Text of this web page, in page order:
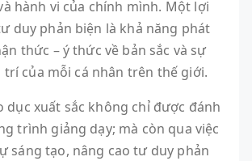
hành vi của chính mình. Một lợi
duy phản biện là khả năng phát
thức – ý thức về bản sắc và sự
trí của mỗi cá nhân trên thế giới.
dục xuất sắc không chỉ được đánh
trình giảng dạy; mà còn qua việc
sáng tạo, nâng cao tư duy phản